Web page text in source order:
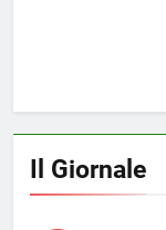
Il Giornale